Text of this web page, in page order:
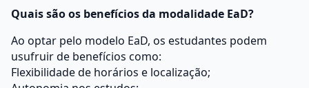
Quais são os benefícios da modalidade EaD?
Ao optar pelo modelo EaD, os estudantes podem
usufruir de benefícios como:
Flexibilidade de horários e localização;